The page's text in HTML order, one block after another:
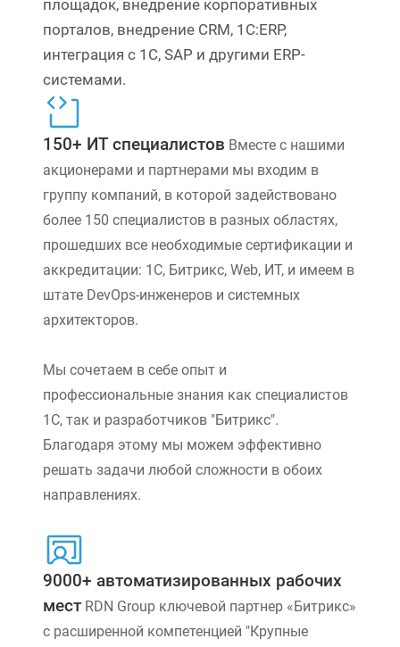
площадок, внедрение корпоративных
порталов, внедрение CRM, 1С:ERP,
интеграция с 1С, SAP и другими ERP-
системами.
150+ ИТ специалистов Вместе с нашими
акционерами и партнерами мы входим в
группу компаний, в которой задействовано
более 150 специалистов в разных областях,
прошедших все необходимые сертификации и
аккредитации: 1С, Битрикс, Web, ИТ, и имеем в
штате DevOps-инженеров и системных
архитекторов.
Мы сочетаем в себе опыт и
профессиональные знания как специалистов
1С, так и разработчиков "Битрикс".
Благодаря этому мы можем эффективно
решать задачи любой сложности в обоих
направлениях.
9000+ автоматизированных рабочих
мест RDN Group ключевой партнер «Битрикс»
с расширенной компетенцией "Крупные